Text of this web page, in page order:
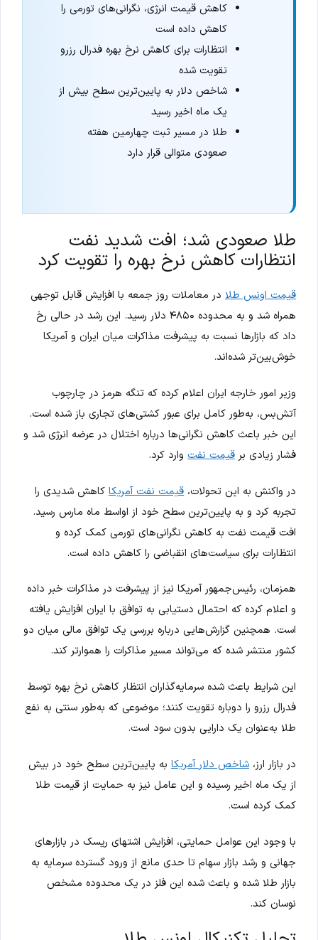
کاهش قیمت انرژی، نگرانی‌های تورمی را
کاهش داده است
انتظارات برای کاهش نرخ بهره فدرال رزرو
تقویت شده
شاخص دلار به پایین‌ترین سطح بیش از
یک ماه اخیر رسید
طلا در مسیر ثبت چهارمین هفته
صعودی متوالی قرار دارد
طلا صعودی شد؛ افت شدید نفت
انتظارات کاهش نرخ بهره را تقویت کرد
قیمت اونس طلا در معاملات روز جمعه با افزایش قابل توجهی
همراه شد و به محدوده ۴۸۵۰ دلار رسید. این رشد در حالی رخ
داد که بازارها نسبت به پیشرفت مذاکرات میان ایران و آمریکا
خوش‌بین‌تر شده‌اند.
وزیر امور خارجه ایران اعلام کرده که تنگه هرمز در چارچوب
آتش‌بس، به‌طور کامل برای عبور کشتی‌های تجاری باز شده است.
این خبر باعث کاهش نگرانی‌ها درباره اختلال در عرضه انرژی شد و
فشار زیادی بر قیمت نفت وارد کرد.
در واکنش به این تحولات، قیمت نفت آمریکا کاهش شدیدی را
تجربه کرد و به پایین‌ترین سطح خود از اواسط ماه مارس رسید.
افت قیمت نفت به کاهش نگرانی‌های تورمی کمک کرده و
انتظارات برای سیاست‌های انقباضی را کاهش داده است.
همزمان، رئیس‌جمهور آمریکا نیز از پیشرفت در مذاکرات خبر داده
و اعلام کرده که احتمال دستیابی به توافق با ایران افزایش یافته
است. همچنین گزارش‌هایی درباره بررسی یک توافق مالی میان دو
کشور منتشر شده که می‌تواند مسیر مذاکرات را هموارتر کند.
این شرایط باعث شده سرمایه‌گذاران انتظار کاهش نرخ بهره توسط
فدرال رزرو را دوباره تقویت کنند؛ موضوعی که به‌طور سنتی به نفع
طلا به‌عنوان یک دارایی بدون سود است.
در بازار ارز، شاخص دلار آمریکا به پایین‌ترین سطح خود در بیش
از یک ماه اخیر رسیده و این عامل نیز به حمایت از قیمت طلا
کمک کرده است.
با وجود این عوامل حمایتی، افزایش اشتهای ریسک در بازارهای
جهانی و رشد بازار سهام تا حدی مانع از ورود گسترده سرمایه به
بازار طلا شده و باعث شده این فلز در یک محدوده مشخص
نوسان کند.